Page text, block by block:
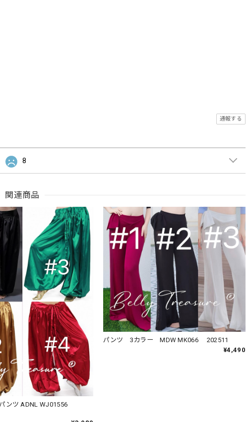
通報する
8
関連商品
パンツ 3カラー MDW MK066 202511
¥4,490